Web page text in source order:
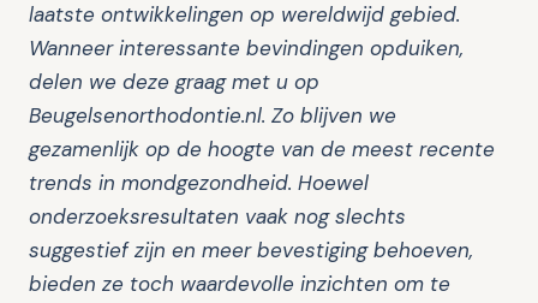
laatste ontwikkelingen op wereldwijd gebied.
Wanneer interessante bevindingen opduiken,
delen we deze graag met u op
Beugelsenorthodontie.nl. Zo blijven we
gezamenlijk op de hoogte van de meest recente
trends in mondgezondheid. Hoewel
onderzoeksresultaten vaak nog slechts
suggestief zijn en meer bevestiging behoeven,
bieden ze toch waardevolle inzichten om te